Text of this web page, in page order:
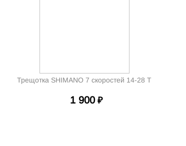
Трещотка SHIMANO 7 скоростей 14-28 Т
1 900 ₽